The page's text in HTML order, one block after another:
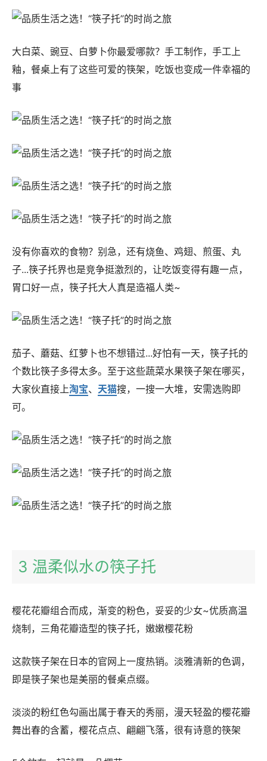
大白菜、豌豆、白萝卜你最爱哪款？手工制作，手工上
釉，餐桌上有了这些可爱的筷架，吃饭也变成一件幸福的
事
没有你喜欢的食物？别急，还有烧鱼、鸡翅、煎蛋、丸
子...筷子托界也是竞争挺激烈的，让吃饭变得有趣一点，
胃口好一点，筷子托大人真是造福人类~
茄子、蘑菇、红萝卜也不想错过...好怕有一天，筷子托的
个数比筷子多得太多。至于这些蔬菜水果筷子架在哪买，
大家伙直接上淘宝、 天猫搜，一搜一大堆，安需选购即
可。
3 温柔似水の筷子托
樱花花瓣组合而成，渐变的粉色，妥妥的少女~优质高温
烧制，三角花瓣造型的筷子托，嫩嫩樱花粉
这款筷子架在日本的官网上一度热销。淡雅清新的色调，
即是筷子架也是美丽的餐桌点缀。
淡淡的粉红色勾画出属于春天的秀丽，漫天轻盈的樱花瓣
舞出春的含蓄，樱花点点、翩翩飞落，很有诗意的筷架